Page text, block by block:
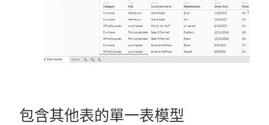
包含其他表的單一表模型